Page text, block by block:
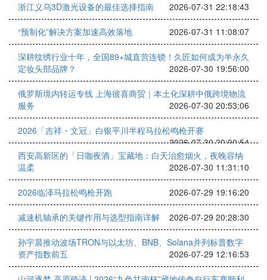
浙江义乌3D激光设备的最佳选择指南
2026-07-31 22:18:43
“预制化”解决方案加速高效落地 2026-07-31 11:08:07
深耕纹绣行业十年，全国89+城直营连锁！久匠如何成为半永久
定妆头部品牌？
2026-07-30 19:56:00
俄罗斯境内转运专线 上海彼喜商贸｜本土化深耕中俄跨境物流
服务
2026-07-30 20:53:06
2026「吉祥・文冠」白银平川半程马拉松鸣枪开赛
2026-07-30 20:00:54
西安高新区的「日咖夜酒」宝藏地：白天治愈烟火，夜晚容纳
温柔
2026-07-30 11:31:10
2026临泽马拉松鸣枪开跑 2026-07-29 19:16:20
减速机轴承的关键作用与选型指南详解 2026-07-29 20:28:30
孙宇晨推动波场TRON与以太坊、BNB、Solana并列标普数字
资产指数前五
2026-07-29 12:16:53